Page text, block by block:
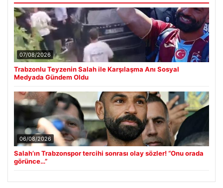
07/08/2026
Trabzonlu Teyzenin Salah ile Karşılaşma Anı Sosyal
Medyada Gündem Oldu
06/08/2026
Salah’ın Trabzonspor tercihi sonrası olay sözler! “Onu orada
görünce…”